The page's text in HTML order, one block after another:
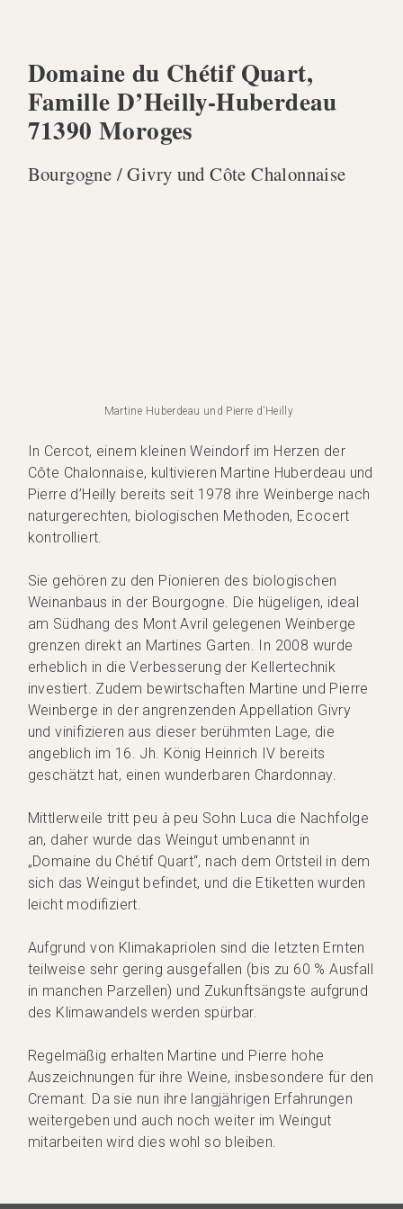
Domaine du Chétif Quart,
Famille D’Heilly-Huberdeau
71390 Moroges
Bourgogne / Givry und Côte Chalonnaise
Martine Huberdeau und Pierre d’Heilly
In Cercot, einem kleinen Weindorf im Herzen der
Côte Chalonnaise, kultivieren Martine Huberdeau und
Pierre d’Heilly bereits seit 1978 ihre Weinberge nach
naturgerechten, biologischen Methoden, Ecocert
kontrolliert.
Sie gehören zu den Pionieren des biologischen
Weinanbaus in der Bourgogne. Die hügeligen, ideal
am Südhang des Mont Avril gelegenen Weinberge
grenzen direkt an Martines Garten. In 2008 wurde
erheblich in die Verbesserung der Kellertechnik
investiert. Zudem bewirtschaften Martine und Pierre
Weinberge in der angrenzenden Appellation Givry
und vinifizieren aus dieser berühmten Lage, die
angeblich im 16. Jh. König Heinrich IV bereits
geschätzt hat, einen wunderbaren Chardonnay.
Mittlerweile tritt peu à peu Sohn Luca die Nachfolge
an, daher wurde das Weingut umbenannt in
„Domaine du Chétif Quart“, nach dem Ortsteil in dem
sich das Weingut befindet, und die Etiketten wurden
leicht modifiziert.
Aufgrund von Klimakapriolen sind die letzten Ernten
teilweise sehr gering ausgefallen (bis zu 60 % Ausfall
in manchen Parzellen) und Zukunftsängste aufgrund
des Klimawandels werden spürbar.
Regelmäßig erhalten Martine und Pierre hohe
Auszeichnungen für ihre Weine, insbesondere für den
Cremant. Da sie nun ihre langjährigen Erfahrungen
weitergeben und auch noch weiter im Weingut
mitarbeiten wird dies wohl so bleiben.